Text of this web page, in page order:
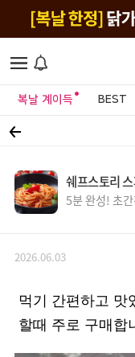
복날 계이득 BEST
쉐프스토리
5분 완성! 초
2026.06.03
먹기 간편하고 맛
할때 주로 구매합